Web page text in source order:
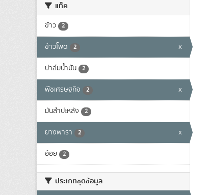
แท็ค
ข้าว 2
ข้าวโพด 2 x
ปาล์มน้ำมัน 2
พืชเศรษฐกิจ 2 x
มันสำปะหลัง 2
ยางพารา 2 x
อ้อย 2
ประเภทชุดข้อมูล